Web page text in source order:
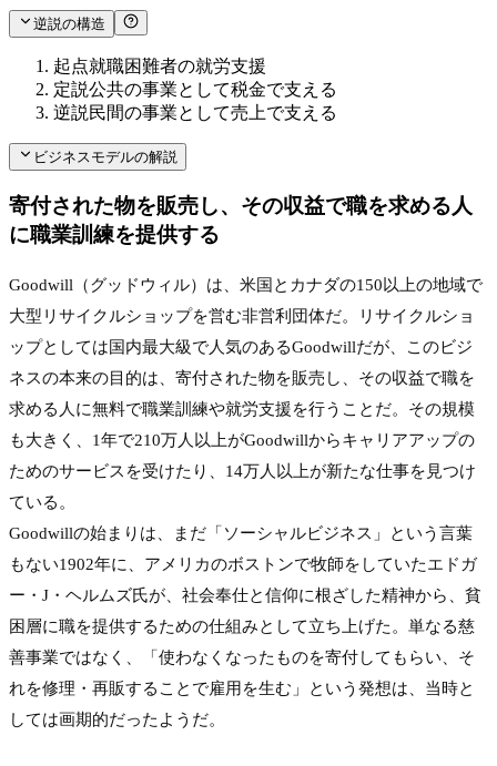
逆説の構造
起点就職困難者の就労支援
定説公共の事業として税金で支える
逆説 民間の事業として売上で支える
ビジネスモデルの解説
寄付された物を販売し、その収益で職を求める人
に職業訓練を提供する
Goodwill（グッドウィル）は、米国とカナダの150以上の地域で
大型リサイクルショップを営む非営利団体だ。リサイクルショ
ップとしては国内最大級で人気のあるGoodwillだが、このビジ
ネスの本来の目的は、寄付された物を販売し、その収益で職を
求める人に無料で職業訓練や就労支援を行うことだ。その規模
も大きく、1年で210万人以上がGoodwillからキャリアアップの
ためのサービスを受けたり、14万人以上が新たな仕事を見つけ
ている。
Goodwillの始まりは、まだ「ソーシャルビジネス」という言葉
もない1902年に、アメリカのボストンで牧師をしていたエドガ
ー・J・ヘルムズ氏が、社会奉仕と信仰に根ざした精神から、貧
困層に職を提供するための仕組みとして立ち上げた。単なる慈
善事業ではなく、「使わなくなったものを寄付してもらい、そ
れを修理・再販することで雇用を生む」という発想は、当時と
しては画期的だったようだ。